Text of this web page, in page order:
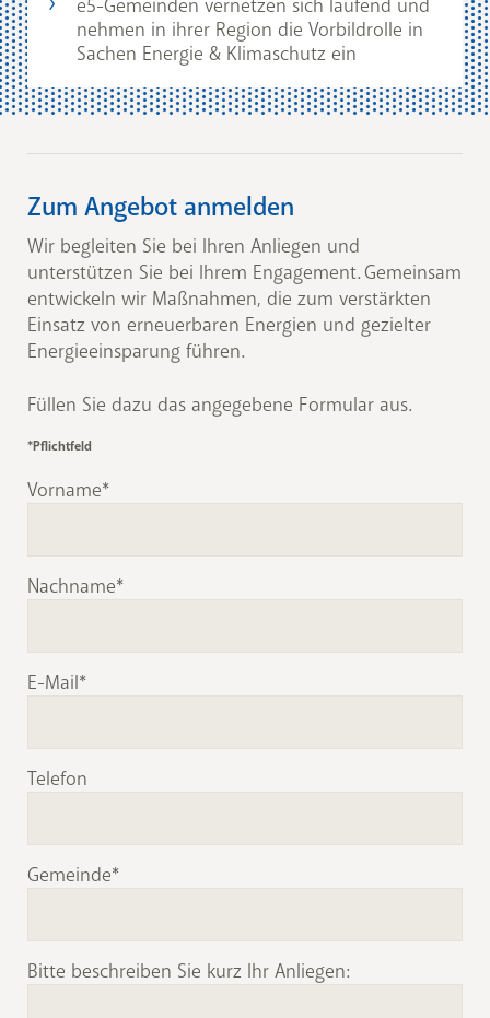
e5-Gemeinden vernetzen sich laufend und
nehmen in ihrer Region die Vorbildrolle in
Sachen Energie & Klimaschutz ein
Zum Angebot anmelden
Wir begleiten Sie bei Ihren Anliegen und
unterstützen Sie bei Ihrem Engagement. Gemeinsam
entwickeln wir Maßnahmen, die zum verstärkten
Einsatz von erneuerbaren Energien und gezielter
Energieeinsparung führen.
Füllen Sie dazu das angegebene Formular aus.
*Pflichtfeld
Vorname
Nachname
E-Mail
Telefon
Gemeinde
Bitte beschreiben Sie kurz Ihr Anliegen: